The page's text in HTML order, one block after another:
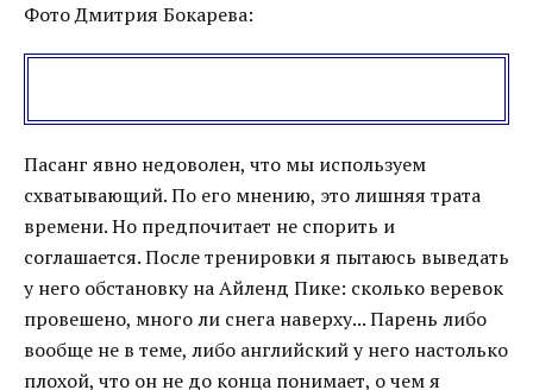
Фото Дмитрия Бокарева:
Пасанг явно недоволен, что мы используем
схватывающий. По его мнению, это лишняя трата
времени. Но предпочитает не спорить и
соглашается. После тренировки я пытаюсь выведать
у него обстановку на Айленд Пике: сколько веревок
провешено, много ли снега наверху... Парень либо
вообще не в теме, либо английский у него настолько
плохой, что он не до конца понимает, о чем я